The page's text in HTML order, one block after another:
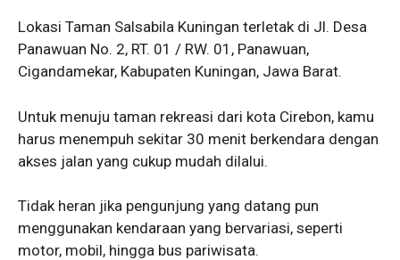
Lokasi Taman Salsabila Kuningan terletak di Jl. Desa
Panawuan No. 2, RT. 01 / RW. 01, Panawuan,
Cigandamekar, Kabupaten Kuningan, Jawa Barat.
Untuk menuju taman rekreasi dari kota Cirebon, kamu
harus menempuh sekitar 30 menit berkendara dengan
akses jalan yang cukup mudah dilalui.
Tidak heran jika pengunjung yang datang pun
menggunakan kendaraan yang bervariasi, seperti
motor, mobil, hingga bus pariwisata.